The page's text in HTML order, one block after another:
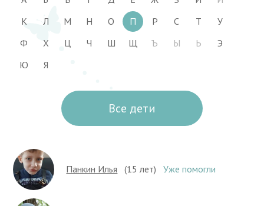
К
Л М Н О П Р С Т
У
Ф
Х Ц Ч Ш Щ Ъ Ы Ь
Э
Ю
Я
Все дети
Панкин Илья (15 лет) Уже помогли